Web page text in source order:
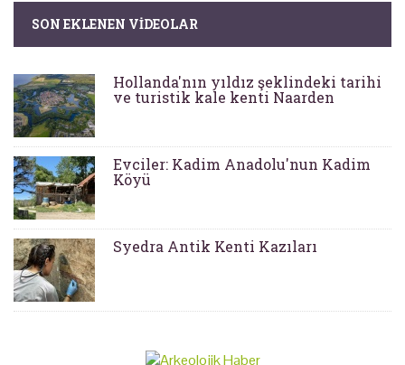
SON EKLENEN VIDEOLAR
Hollanda'nın yıldız şeklindeki tarihi
ve turistik kale kenti Naarden
Evciler: Kadim Anadolu'nun Kadim
Köyü
Syedra Antik Kenti Kazıları